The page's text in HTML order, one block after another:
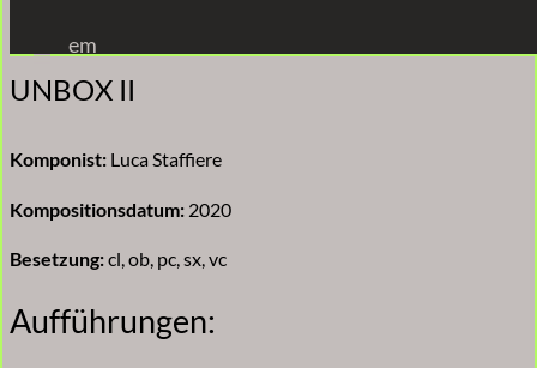
Inhalt
springen
em
UNBOX II
Komponist: Luca Staffiere
Kompositionsdatum: 2020
Besetzung:cl, ob, pc, sx, vc
Aufführungen: